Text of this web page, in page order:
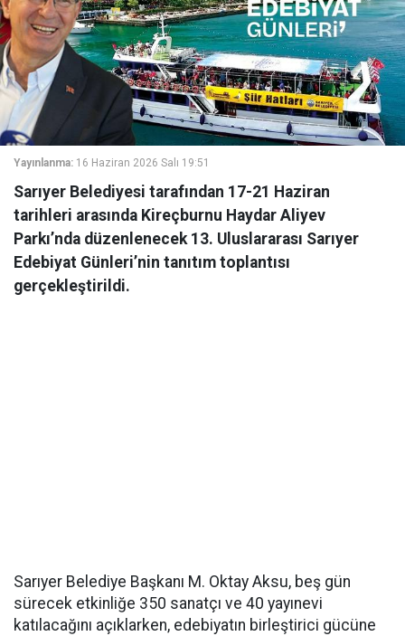
Yayınlanma: 16 Haziran 2026 Salı 19:51
Sarıyer Belediyesi tarafından 17-21 Haziran
tarihleri arasında Kireçburnu Haydar Aliyev
Parkı’nda düzenlenecek 13. Uluslararası Sarıyer
Edebiyat Günleri’nin tanıtım toplantısı
gerçekleştirildi.
Sarıyer Belediye Başkanı M. Oktay Aksu, beş gün
sürecek etkinliğe 350 sanatçı ve 40 yayınevi
katılacağını açıklarken, edebiyatın birleştirici gücüne